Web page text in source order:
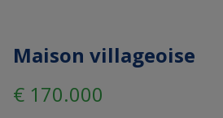
Maison villageoise
€ 170.000